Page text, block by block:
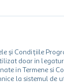
și Condițiile
doar in
in Termene si
la sistemul de